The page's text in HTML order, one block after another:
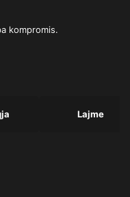
kompromis.
Lajme